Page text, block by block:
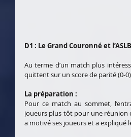
D1 : Le Grand Couronné et
Au terme d’un match plus
quittent sur un score de parité (0-
La préparation :
Pour ce match au sommet,
joueurs plus tôt pour une réunion
a motivé ses joueurs et a expliqué